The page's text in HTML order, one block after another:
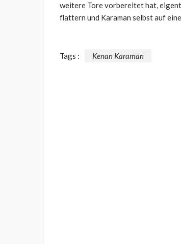
weitere Tore vorbereitet hat,
flattern und Karaman selbst auf
Tags : Kenan Karaman